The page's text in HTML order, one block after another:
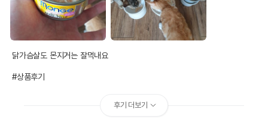
닭가슴살도 몬지거는 잘먹내요
#상품후기
후기 더보기